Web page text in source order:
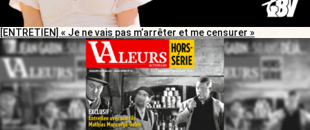
[ENTRETIEN] « Je ne vais pas m’arrêter et me censurer »